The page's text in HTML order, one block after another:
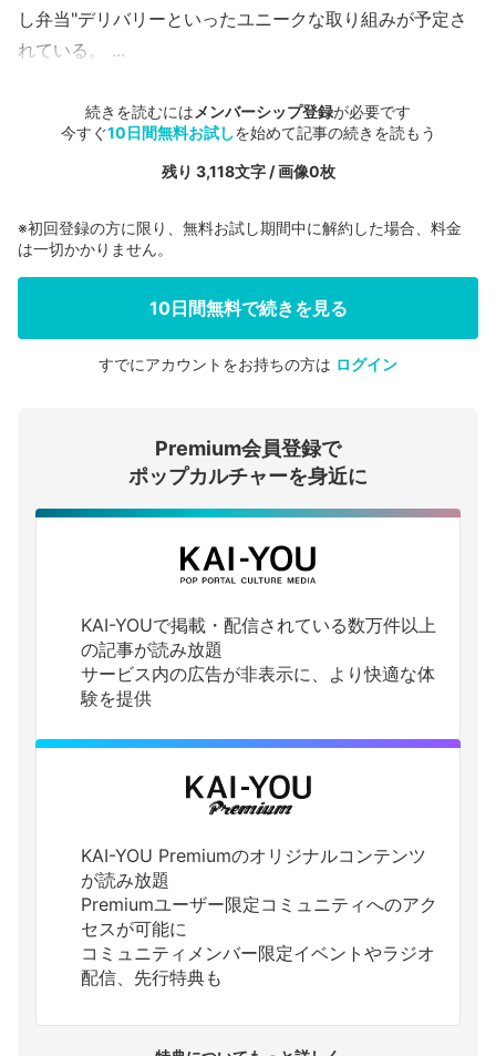
し弁当"デリバリーといったユニークな取り組みが予定さ
れている。 ...
続きを読むには メンバーシップ登録が必要です
今すぐ10日間無料お試しを始めて記事の続きを読もう
残り 3,118文字 / 画像0枚
会員登録する
ログインする
※初回登録の方に限り、無料お試し期間中に解約した場合、料金
は一切かかりません。
10日間無料で続きを見る
すでにアカウントをお持ちの方は ログイン
Premium会員登録で
ポップカルチャーを身近に
KAI-YOUで掲載・配信されている数万件以上
の記事が読み放題
サービス内の広告が非表示に、より快適な体
験を提供
KAI-YOU Premiumのオリジナルコンテンツ
が読み放題
Premiumユーザー限定コミュニティへのアク
セスが可能に
コミュニティメンバー限定イベントやラジオ
配信、先行特典も